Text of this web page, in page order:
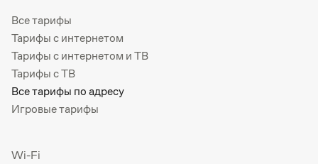
Все тарифы
Тарифы с интернетом
Тарифы с интернетом и ТВ
Тарифы с ТВ
Все тарифы по адресу
Игровые тарифы
Wi-Fi